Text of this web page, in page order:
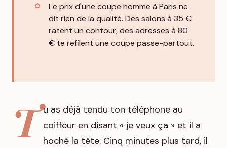
Le prix d'une coupe homme à Paris ne
dit rien de la qualité. Des salons à 35 €
ratent un contour, des adresses à 80
€ te refilent une coupe passe-partout.
T u as déjà tendu ton téléphone au
coiffeur en disant « je veux ça » et il a
hoché la tête. Cinq minutes plus tard, il